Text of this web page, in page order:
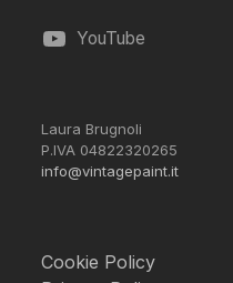
YouTube
Laura Brugnoli
P.IVA 04822320265
info@vintagepaint.it
Cookie Policy